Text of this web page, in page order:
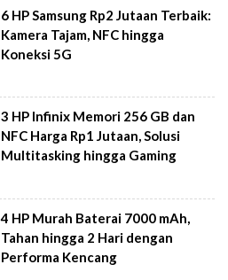
6 HP Samsung Rp2 Jutaan Terbaik:
Kamera Tajam, NFC hingga
Koneksi 5G
3 HP Infinix Memori 256 GB dan
NFC Harga Rp1 Jutaan, Solusi
Multitasking hingga Gaming
4 HP Murah Baterai 7000 mAh,
Tahan hingga 2 Hari dengan
Performa Kencang